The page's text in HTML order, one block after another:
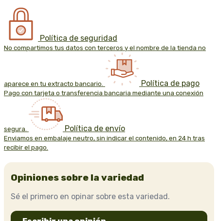
Política de seguridad
No compartimos tus datos con terceros y el nombre de la tienda no
aparece en tu extracto bancario. Política de pago
Pago con tarjeta o transferencia bancaria mediante una conexión
segura. Política de envío
Enviamos en embalaje neutro, sin indicar el contenido, en 24 h tras
recibir el pago.
Opiniones sobre la variedad
Sé el primero en opinar sobre esta variedad.